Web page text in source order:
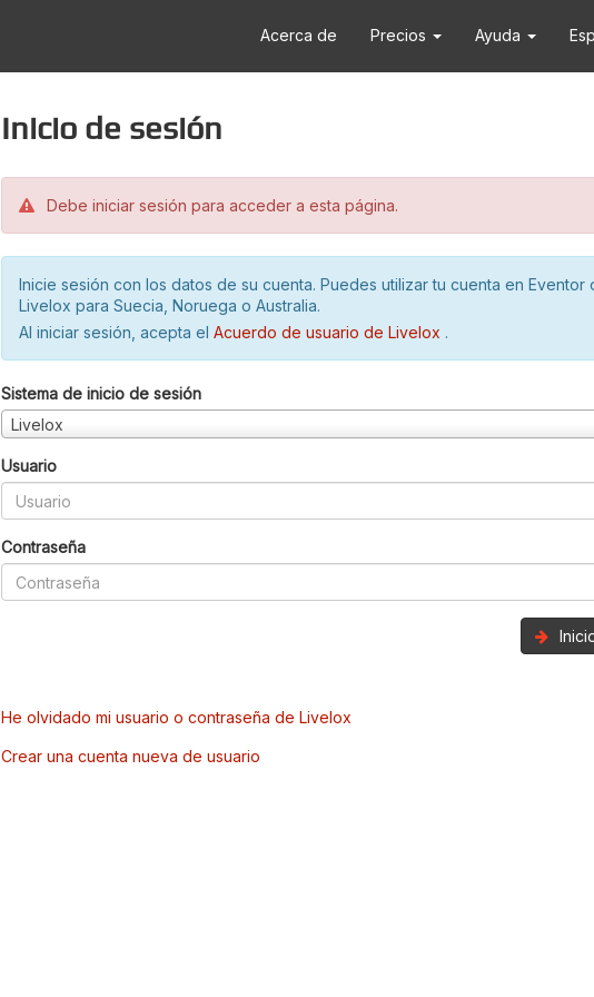
Acerca de Precios Ayuda
Inicio de sesión
Debe iniciar sesión para acceder a esta página.
Inicie sesión con los datos de su cuenta. Puedes utilizar tu cuenta en Eventor
Livelox para Suecia, Noruega o Australia.
Al iniciar sesión, acepta el Acuerdo de usuario de Livelox .
Sistema de inicio de sesión
Livelox
Usuario
Contraseña
He olvidado mi usuario o contraseña de Livelox
Crear una cuenta nueva de usuario